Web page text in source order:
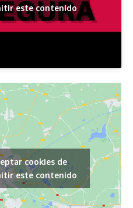
este contenido
cookies de
este contenido